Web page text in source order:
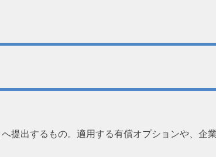
提出するもの。適用する有償オプションや、企